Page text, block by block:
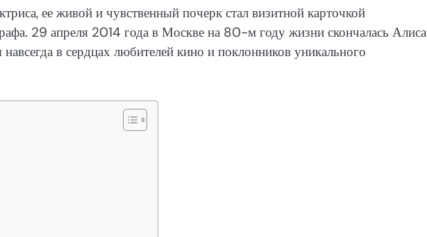
ее живой и чувственный почерк стал визитной карточкой
29 апреля 2014 года в Москве на 80-м году жизни скончалась Алиса
в сердцах любителей кино и поклонников уникального